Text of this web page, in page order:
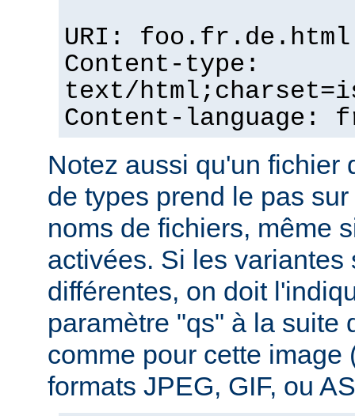
URI: foo.fr.de.html
Content-type:
text/
Content-language:
Notez aussi qu'un fichier
de types prend le pas
noms de fichiers, même
activées. Si les variantes
différentes, on doit
paramètre "qs" à la suite
comme pour cette image
formats JPEG, GIF, ou